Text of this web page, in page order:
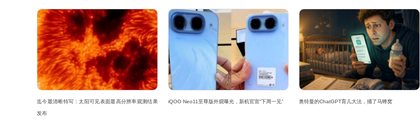
迄今最清晰特写：太阳可见表面最高分辨率观测结果
发布
iQOO Neo11至尊版外观曝光，新机官宣“下周一见” 奥特曼的ChatGPT育儿大法，捅了马蜂窝